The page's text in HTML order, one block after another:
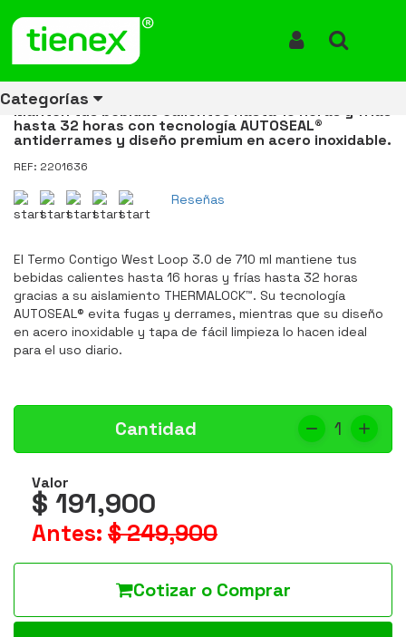
Categorías
Vaso Termo Contigo Westloop 3.0 24 Oz 710ml Crystal Sake
Vaso Termo Contigo Westloop
3.0 24 Oz 710ml Crystal Sake
Mantén tus bebidas calientes hasta 16 horas y frías
hasta 32 horas con tecnología AUTOSEAL®
antiderrames y diseño premium en acero inoxidable.
REF: 2201636
Reseñas
El Termo Contigo West Loop 3.0 de 710 ml mantiene tus
bebidas calientes hasta 16 horas y frías hasta 32 horas
gracias a su aislamiento THERMALOCK™. Su tecnología
AUTOSEAL® evita fugas y derrames, mientras que su diseño
en acero inoxidable y tapa de fácil limpieza lo hacen ideal
para el uso diario.
Cantidad 1
Valor
$ 191,900
Antes: $ 249,900
Cotizar o Comprar
los
productos
ENERGÍA
los
productos
CANECAS
DE
RECICLAJE
los
productos
RUBBERMAID
los
productos
EQUIPOS
DE
LIMPIEZA
los
productos
MANEJO
DE
MATERIALES
los
productos
AIRE
LIBRE
los
productos
ACCESORIOS
PARA
BAÑOS